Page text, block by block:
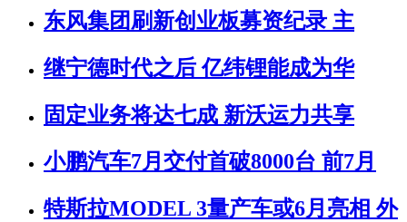
东风集团刷新创业板募资纪录 主
继宁德时代之后 亿纬锂能成为华
固定业务将达七成 新沃运力共享
小鹏汽车7月交付首破8000台 前7月
特斯拉MODEL 3量产车或6月亮相 外